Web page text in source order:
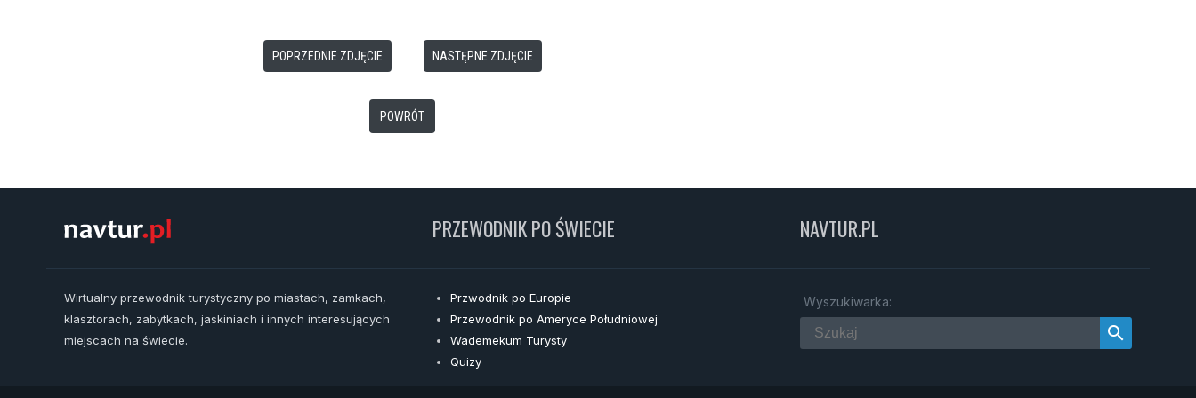
POPRZEDNIE ZDJĘCIE NASTĘPNE ZDJĘCIE
POWRÓT
Wirtualny przewodnik turystyczny po miastach, zamkach,
klasztorach, zabytkach, jaskiniach i innych interesujących
miejscach na świecie.
PRZEWODNIK PO ŚWIECIE
Przwodnik po Europie
Przewodnik po Ameryce Południowej
Wademekum Turysty
Quizy
NAVTUR.PL
Wyszukiwarka:
search